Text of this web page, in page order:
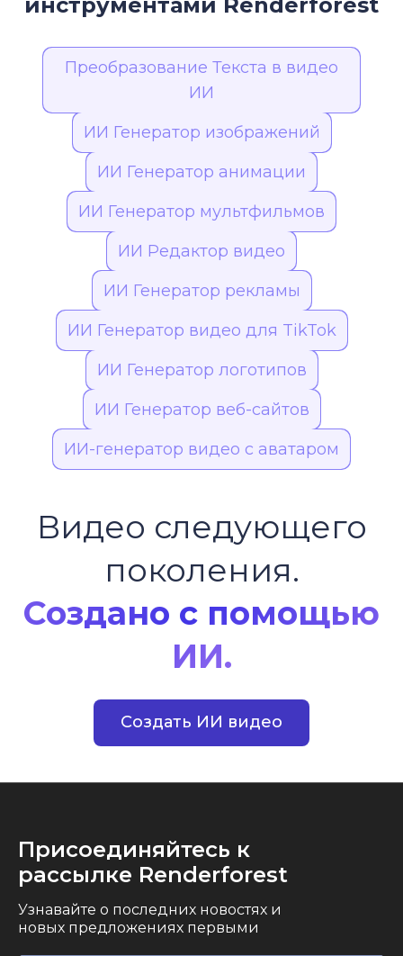
разрешению и дополнительным функциям
Преобразование Текста в видео
ИИ
ИИ Генератор изображений
ИИ Генератор анимации
ИИ Генератор мультфильмов
ИИ Редактор видео
ИИ Генератор рекламы
ИИ Генератор видео для TikTok
ИИ Генератор логотипов
ИИ Генератор веб-сайтов
ИИ-генератор видео с аватаром
Видео следующего
поколения.
Создано с помощью
ИИ.
Создать ИИ видео
Присоединяйтесь к
рассылке Renderforest
Узнавайте о последних новостях и
новых предложениях первыми